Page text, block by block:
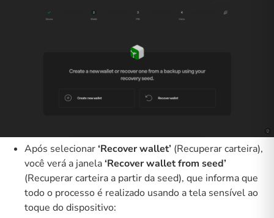
Após selecionar‘Recover wallet’ (Recuperar carteira),
você verá a janela‘Recover wallet from seed’
(Recuperar carteira a partir da seed), que informa que
todo o processo é realizado usando a tela sensível ao
toque do dispositivo: